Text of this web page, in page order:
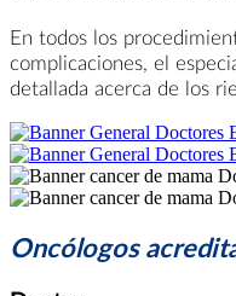
En todos los
complicaciones, el
detallada acerca de los
Oncólogos